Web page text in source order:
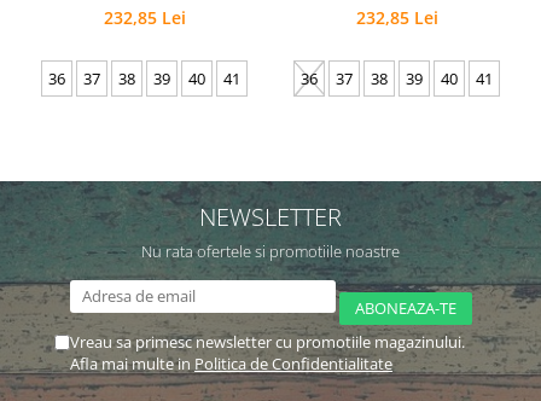
232,85 Lei
36 37 38 39 40 41
232,85 Lei
36 37 38 39 40 41
NEWSLETTER
Nu rata ofertele si promotiile noastre
Vreau sa primesc newsletter cu promotiile magazinului.
Afla mai multe in Politica de Confidentialitate